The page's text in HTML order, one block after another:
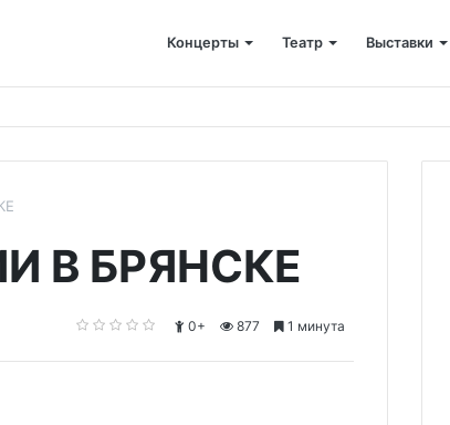
Концерты Театр Выставки
В БРЯНСКЕ
0+ 877 1 минута